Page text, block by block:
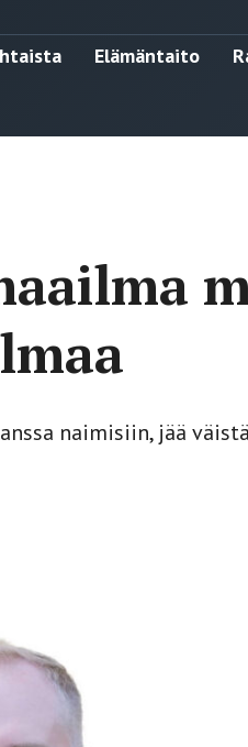
Elämäntaito
naimisiin, jää